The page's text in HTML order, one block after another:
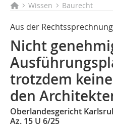
Wissen Baurecht
Aus der Rechtssprechnung
Nicht
trotzdem
den
Oberlandesgericht
Az. 15 U 6/25